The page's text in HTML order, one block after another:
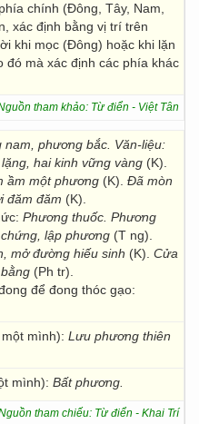
chính (Đông, Tây, Nam,
xác định bằng vị trí trên
khi mọc (Đông) hoặc khi lặn
đó mà xác định các phía khác
tham khảo: Từ điển - Việt Tân
nam, phương bắc. Văn-liệu:
hai kinh vững vàng (K).
ầm một phương (K). Đã mòn
đăm đăm (K).
Phương thuốc. Phương
lập phương (T ng).
mở đường hiếu sinh (K). Cửa
(Ph tr).
để đong thóc gạo:
mình): Lưu phương thiên
mình): Bất phương.
tham chiếu: Từ điển - Khai Trí